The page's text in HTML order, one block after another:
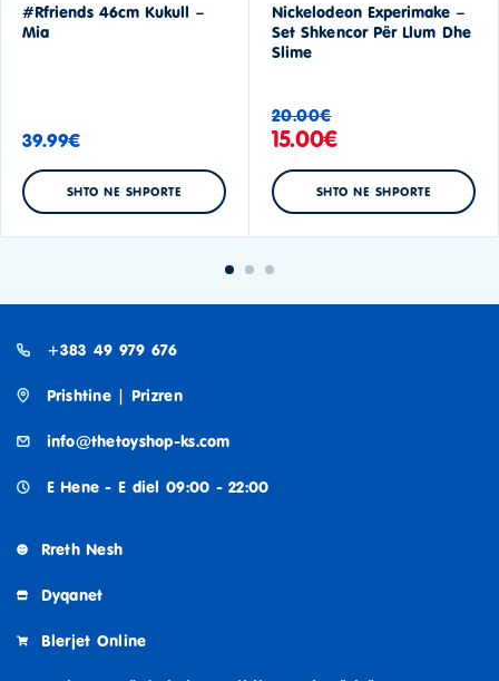
#Rfriends 46cm Kukull –
Mia
39.99€
SHTO NE SHPORTE
Nickelodeon Experimake –
Set Shkencor Për Llum Dhe
Slime
20.00€
15.00€
SHTO NE SHPORTE
+383 49 979 676
Prishtine | Prizren
info@thetoyshop-ks.com
E Hene - E diel 09:00 - 22:00
Rreth Nesh
Dyqanet
Blerjet Online